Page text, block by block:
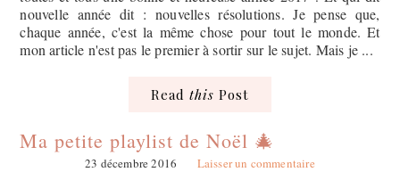
nouvelle année dit : nouvelles résolutions. Je pense que,
chaque année, c'est la même chose pour tout le monde. Et
mon article n'est pas le premier à sortir sur le sujet. Mais je ...
Read this Post
Ma petite playlist de Noël 🎄
23 décembre 2016 Laisser un commentaire